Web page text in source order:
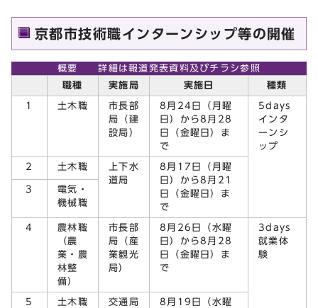
京都市技術職インターンシップ等の開催
概要 詳細は報道発表資料及びチラシ参照
職種
実施局 実施日 種類
1 土木職
市長部
局（建
設局）
8月24日（月曜
日）から8月28
日（金曜日）ま
で
5days
インタ
ーンシ
ップ
2 土木職
上下水
道局
8月17日（月曜
日）から8月21
日（金曜日）ま
で
3
電気・
機械職
4
農林職
（農
業・農
林整
備）
市長部
局（産
業観光
局）
8月26日（水曜
日）から8月28
日（金曜日）ま
で
3days
就業体
験
5 土木職 交通局
8月19日（水曜